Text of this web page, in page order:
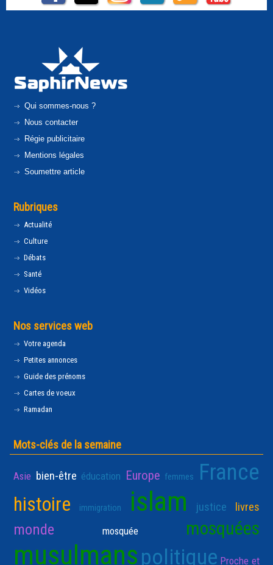
Qui sommes-nous ?
Nous contacter
Régie publicitaire
Mentions légales
Soumettre article
Rubriques
Actualité
Culture
Débats
Santé
Vidéos
Nos services web
Votre agenda
Petites annonces
Guide des prénoms
Cartes de voeux
Ramadan
Mots-clés de la semaine
Asie bien-être éducation Europe femmes France
histoire immigration islam justice livres
monde mosquée mosquées
musulmanspolitique Proche et